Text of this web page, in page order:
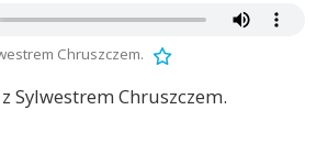
Chruszczem.
Sylwestrem Chruszczem.